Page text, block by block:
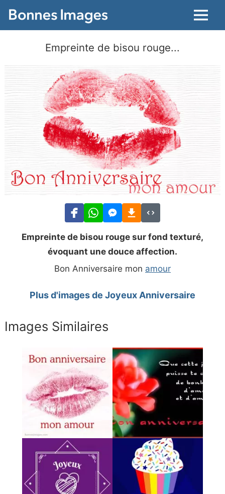
Menu
Empreinte de bisou rouge...
Empreinte de bisou rouge sur fond texturé,
évoquant une douce affection.
Bon Anniversaire mon amour
Plus d'images de Joyeux Anniversaire
Images Similaires